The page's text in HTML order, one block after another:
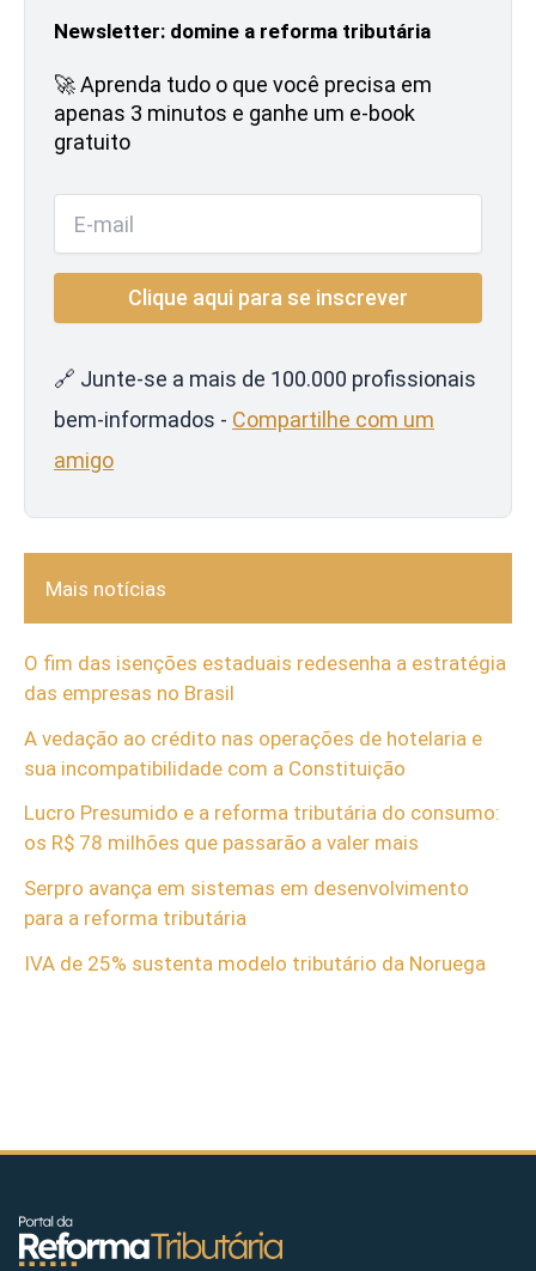
Newsletter: domine a reforma tributária
🚀 Aprenda tudo o que você precisa em
apenas 3 minutos e ganhe um e-book
gratuito
🔗 Junte-se a mais de 100.000 profissionais
bem-informados - Compartilhe com um
amigo
Mais notícias
O fim das isenções estaduais redesenha a estratégia
das empresas no Brasil
A vedação ao crédito nas operações de hotelaria e
sua incompatibilidade com a Constituição
Lucro Presumido e a reforma tributária do consumo:
os R$ 78 milhões que passarão a valer mais
Serpro avança em sistemas em desenvolvimento
para a reforma tributária
IVA de 25% sustenta modelo tributário da Noruega